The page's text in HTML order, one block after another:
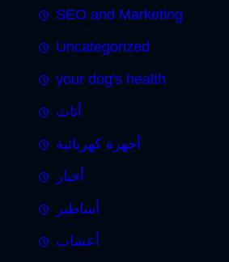
SEO and Marketing
Uncategorized
your dog's health
أثاث
أجهزة كهربائية
أخبار
أساطير
أعشاب